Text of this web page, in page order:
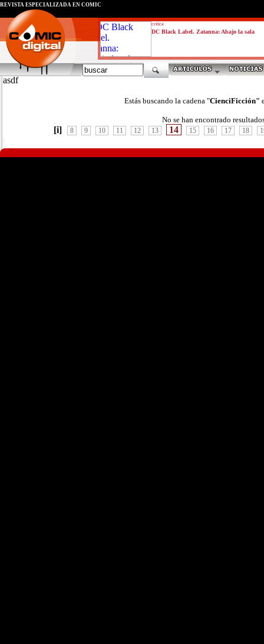
critica
DC Black Label. Zatanna: Abajo la sala
REVISTA ESPECIALIZADA EN CÓMIC
asdf
Estás buscando la cadena "CienciFicción"
No se han encontrado
[i] 8 9 10 11 12 13 14 15 16 17 18